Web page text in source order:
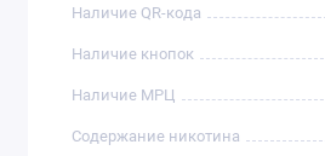
Наличие QR-кода
Наличие кнопок
Наличие МРЦ
Содержание никотина